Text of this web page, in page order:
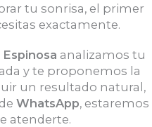
tu sonrisa, el primer
exactamente.
analizamos tu
y te proponemos la
un resultado natural,
WhatsApp, estaremos
atenderte.